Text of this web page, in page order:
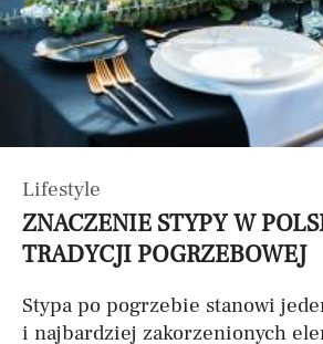
Lifestyle
ZNACZENIE STYPY W
TRADYCJI POGRZEBOWEJ
Stypa po pogrzebie stanowi
i najbardziej zakorzenionych